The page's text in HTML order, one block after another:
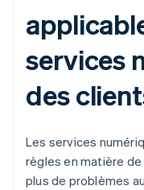
services
des
Les services
règles en matière
plus de problèmes